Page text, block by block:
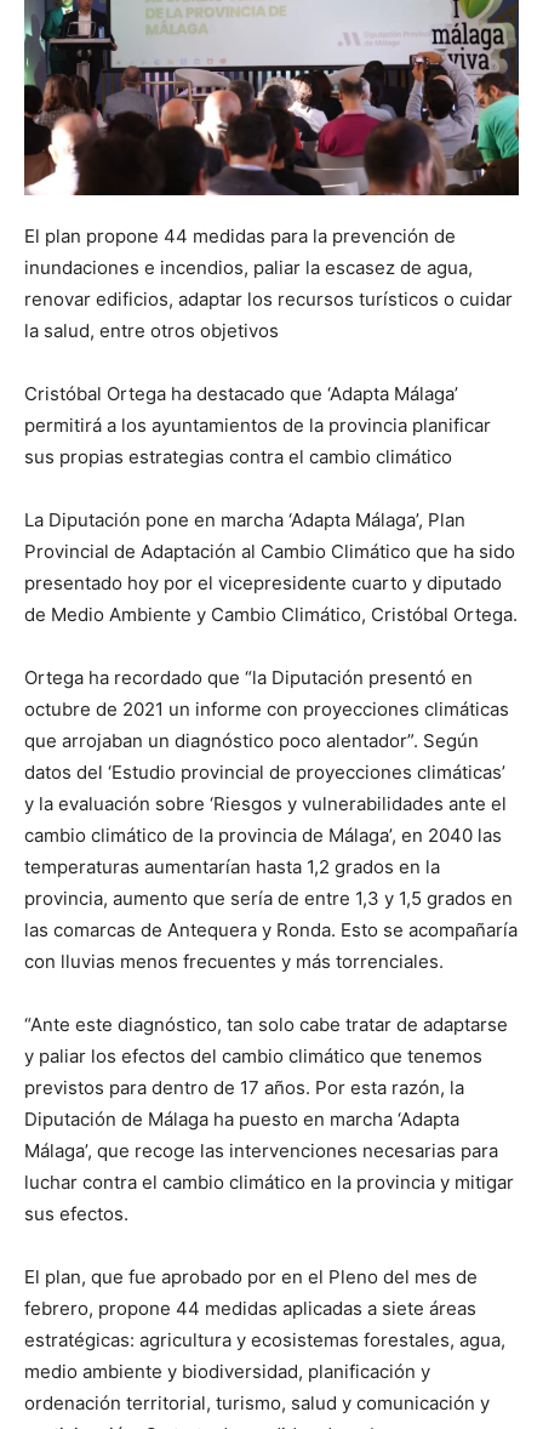
El plan propone 44 medidas para la prevención de
inundaciones e incendios, paliar la escasez de agua,
renovar edificios, adaptar los recursos turísticos o cuidar
la salud, entre otros objetivos
Cristóbal Ortega ha destacado que ‘Adapta Málaga’
permitirá a los ayuntamientos de la provincia planificar
sus propias estrategias contra el cambio climático
La Diputación pone en marcha ‘Adapta Málaga’, Plan
Provincial de Adaptación al Cambio Climático que ha sido
presentado hoy por el vicepresidente cuarto y diputado
de Medio Ambiente y Cambio Climático, Cristóbal Ortega.
Ortega ha recordado que “la Diputación presentó en
octubre de 2021 un informe con proyecciones climáticas
que arrojaban un diagnóstico poco alentador”. Según
datos del ‘Estudio provincial de proyecciones climáticas’
y la evaluación sobre ‘Riesgos y vulnerabilidades ante el
cambio climático de la provincia de Málaga’, en 2040 las
temperaturas aumentarían hasta 1,2 grados en la
provincia, aumento que sería de entre 1,3 y 1,5 grados en
las comarcas de Antequera y Ronda. Esto se acompañaría
con lluvias menos frecuentes y más torrenciales.
“Ante este diagnóstico, tan solo cabe tratar de adaptarse
y paliar los efectos del cambio climático que tenemos
previstos para dentro de 17 años. Por esta razón, la
Diputación de Málaga ha puesto en marcha ‘Adapta
Málaga’, que recoge las intervenciones necesarias para
luchar contra el cambio climático en la provincia y mitigar
sus efectos.
El plan, que fue aprobado por en el Pleno del mes de
febrero, propone 44 medidas aplicadas a siete áreas
estratégicas: agricultura y ecosistemas forestales, agua,
medio ambiente y biodiversidad, planificación y
ordenación territorial, turismo, salud y comunicación y